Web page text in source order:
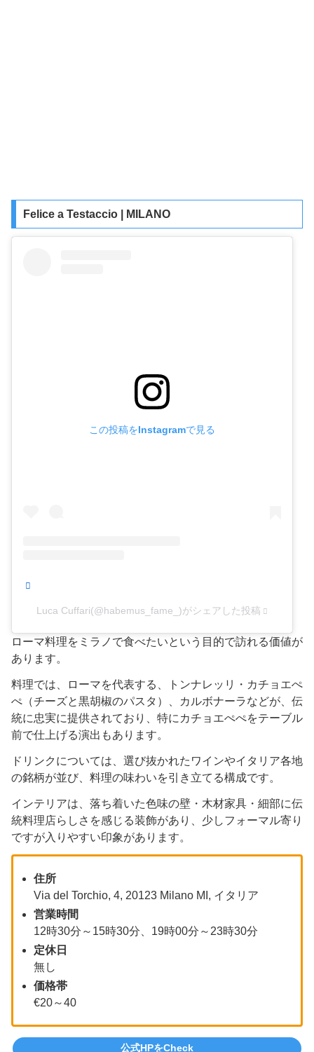
Felice a Testaccio | MILANO
この投稿をInstagramで見る
Luca Cuffari(@habemus_fame_)がシェアした投稿
ローマ料理をミラノで食べたいという目的で訪れる価値が
あります。
料理では、ローマを代表する、トンナレッリ・カチョエぺ
ぺ（チーズと黒胡椒のパスタ）、カルボナーラなどが、伝
統に忠実に提供されており、特にカチョエぺぺをテーブル
前で仕上げる演出もあります。
ドリンクについては、選び抜かれたワインやイタリア各地
の銘柄が並び、料理の味わいを引き立てる構成です。
インテリアは、落ち着いた色味の壁・木材家具・細部に伝
統料理店らしさを感じる装飾があり、少しフォーマル寄り
ですが入りやすい印象があります。
住所
Via del Torchio, 4, 20123 Milano MI, イタリア
営業時間
12時30分～15時30分、19時00分～23時30分
定休日
無し
価格帯
€20～40
公式HPをCheck